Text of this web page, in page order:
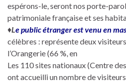
espérons-le, seront nos porte-
patrimoniale française et ses
♦L e public étranger est venu en
célèbres : représente deux
l’Orangerie (66 %, en
Les 110 sites nationaux (Centre
ont accueilli un nombre de